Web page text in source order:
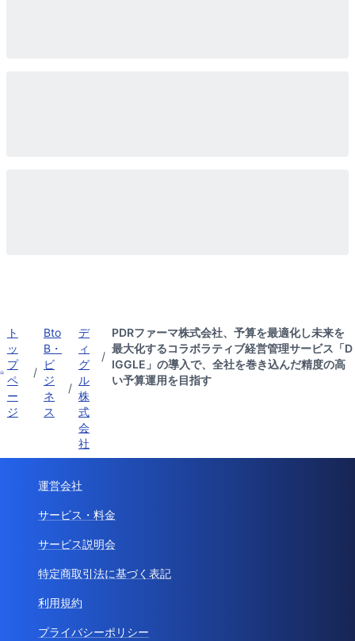
ト
ッ
プ
ペ
ー
ジ
/
Bto
B・
ビ
ジ
ネ
ス
/
デ
ィ
グ
ル
株
式
会
社
/
PDRファーマ株式会社、予算を最適化し未来を
最大化するコラボラティブ経営管理サービス「D
IGGLE」の導入で、全社を巻き込んだ精度の高
い予算運用を目指す
運営会社
サービス・料金
サービス説明会
特定商取引法に基づく表記
利用規約
プライバシーポリシー